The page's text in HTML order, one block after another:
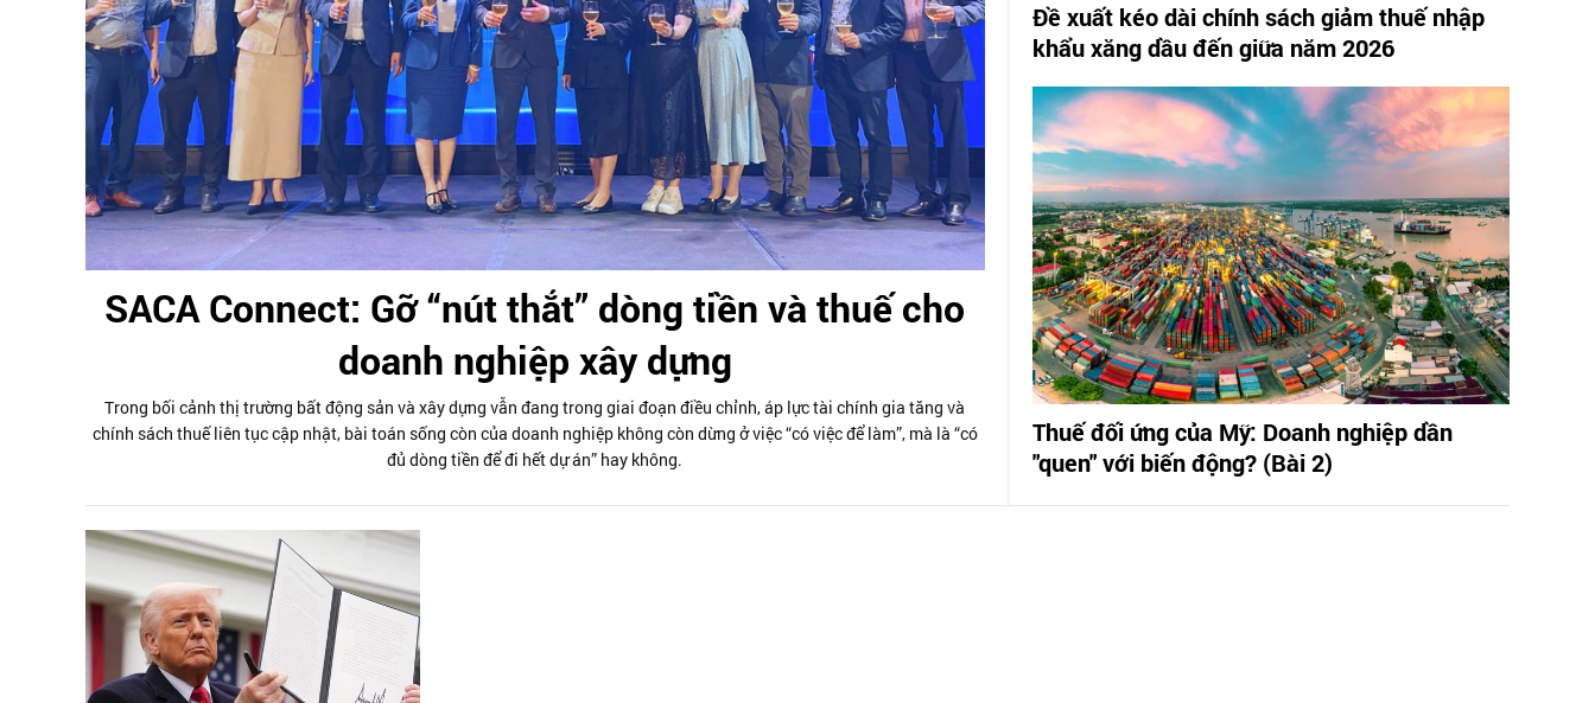
SACA Connect: Gỡ “nút thắt” dòng tiền và thuế cho
doanh nghiệp xây dựng
Trong bối cảnh thị trường bất động sản và xây dựng vẫn đang trong giai đoạn điều chỉnh, áp lực tài chính gia tăng và
chính sách thuế liên tục cập nhật, bài toán sống còn của doanh nghiệp không còn dừng ở việc “có việc để làm”, mà là “có
đủ dòng tiền để đi hết dự án” hay không.
Đề xuất kéo dài chính sách giảm thuế nhập
khẩu xăng dầu đến giữa năm 2026
Thuế đối ứng của Mỹ: Doanh nghiệp dần
"quen" với biến động? (Bài 2)